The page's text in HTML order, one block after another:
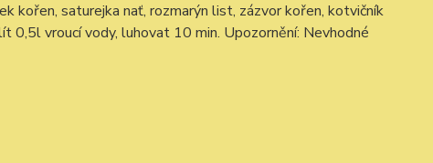
kořen, saturejka nať, rozmarýn list, zázvor kořen, kotvičník
0,5l vroucí vody, luhovat 10 min. Upozornění: Nevhodné